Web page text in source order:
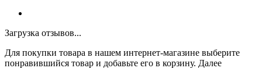
Загрузка отзывов...
Для покупки товара в нашем интернет-магазине выберите
понравившийся товар и добавьте его в корзину. Далее